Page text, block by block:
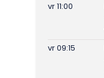
vr 11:00
vr 09:15